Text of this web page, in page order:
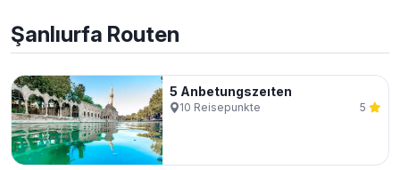
Şanlıurfa Routen
5 Anbetungszeıten
10 Reisepunkte 5